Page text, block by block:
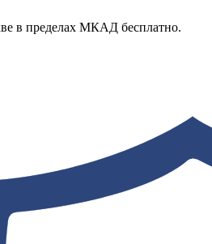
в пределах МКАД бесплатно.